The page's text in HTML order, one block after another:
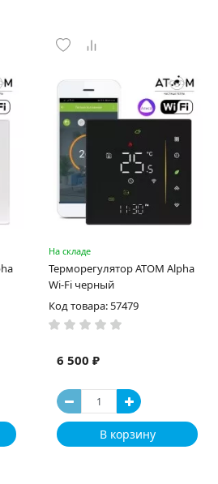
На складе
Терморегулятор ATOM Alpha
Wi-Fi черный
Код товара: 57479
6 500 ₽
В корзину